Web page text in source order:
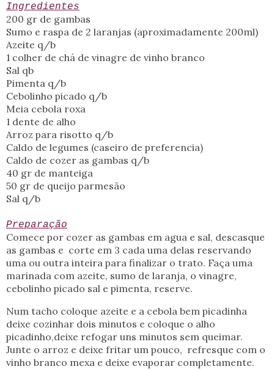
Ingredientes
200 gr de gambas
Sumo e raspa de 2 laranjas (aproximadamente 200ml)
Azeite q/b
1 colher de chá de vinagre de vinho branco
Sal qb
Pimenta q/b
Cebolinho picado q/b
Meia cebola roxa
1 dente de alho
Arroz para risotto q/b
Caldo de legumes (caseiro de preferencia)
Caldo de cozer as gambas q/b
40 gr de manteiga
50 gr de queijo parmesão
Sal q/b
Preparação
Comece por cozer as gambas em agua e sal, descasque
as gambas e corte em 3 cada uma delas reservando
uma ou outra inteira para finalizar o trato. Faça uma
marinada com azeite, sumo de laranja, o vinagre,
cebolinho picado sal e pimenta, reserve.
Num tacho coloque azeite e a cebola bem picadinha
deixe cozinhar dois minutos e coloque o alho
picadinho,deixe refogar uns minutos sem queimar.
Junte o arroz e deixe fritar um pouco, refresque com o
vinho branco mexa e deixe evaporar completamente.